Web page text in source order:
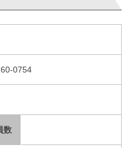
0754
数